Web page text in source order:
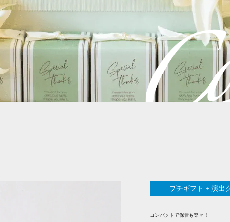
プチギフト + 演出
コンパクトで保管も楽々！